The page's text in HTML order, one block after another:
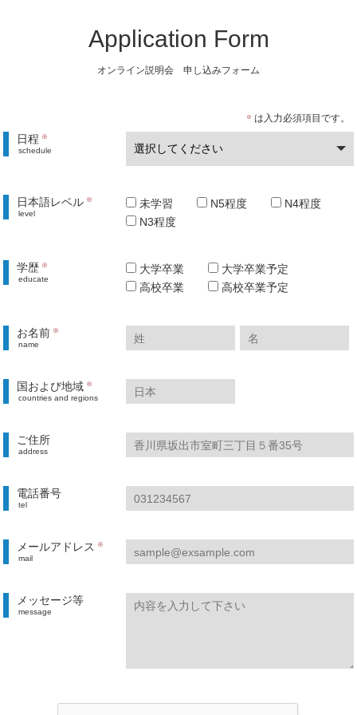
Application Form
オンライン説明会 申し込みフォーム
※ は入力必須項目です。
日程 ※
schedule
日本語レベル ※
level
未学習 N5程度
N4程度
N3程度
学歴 ※
educate
大学卒業
大学卒業予定
高校卒業
高校卒業予定
お名前 ※
name
国および地域 ※
countries and regions
ご住所
address
電話番号
tel
メールアドレス ※
mail
メッセージ等
message